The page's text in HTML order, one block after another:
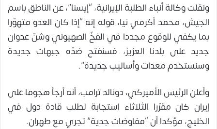
ونقلت وكالة أنباء الطلبة الإيرانية، “إيسنا”، عن الناطق باسم
الجيش، محمد أكرمي نيا، قوله إنه “إذا كان العدو متهوّرا
بما يكفي للوقوع مجددا في الفخّ الصهيوني وشنّ عدوان
جديد على بلدنا العزيز، فسنفتح ضدّه جبهات جديدة
وسنستخدم معدات وأساليب جديدة”.
وأعلن الرئيس الأميركي، دونالد ترامب، أنه أرجأ هجوما على
إيران كان مقرّرا الثلاثاء استجابة لطلب قادة دول في
الخليج، مؤكدا أن “مفاوضات جدية” تجري مع طهران.